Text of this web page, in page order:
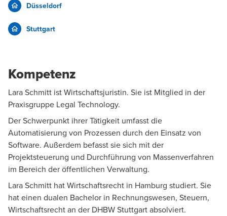
Düsseldorf
Stuttgart
Kompetenz
Lara Schmitt ist Wirtschaftsjuristin. Sie ist Mitglied in der
Praxisgruppe Legal Technology.
Der Schwerpunkt ihrer Tätigkeit umfasst die
Automatisierung von Prozessen durch den Einsatz von
Software. Außerdem befasst sie sich mit der
Projektsteuerung und Durchführung von Massenverfahren
im Bereich der öffentlichen Verwaltung.
Lara Schmitt hat Wirtschaftsrecht in Hamburg studiert. Sie
hat einen dualen Bachelor in Rechnungswesen, Steuern,
Wirtschaftsrecht an der DHBW Stuttgart absolviert.